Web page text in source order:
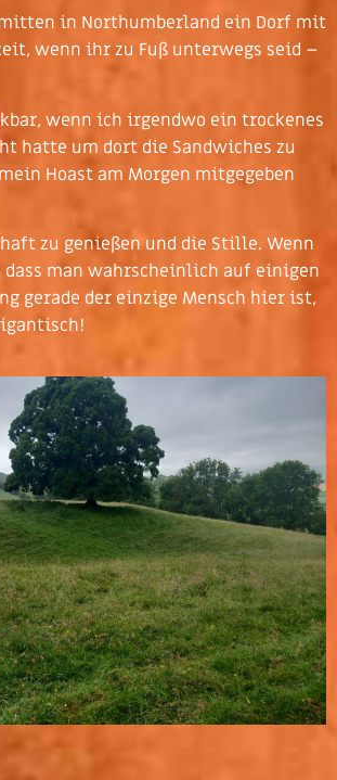
in Northumberland ein Dorf mit
wenn ihr zu Fuß unterwegs seid –
wenn ich irgendwo ein trockenes
hatte um dort die Sandwiches zu
Hoast am Morgen mitgegeben
zu genießen und die Stille. Wenn
man wahrscheinlich auf einigen
gerade der einzige Mensch hier ist,